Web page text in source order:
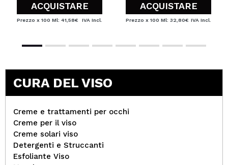
ACQUISTARE
Prezzo x 100 Ml: 41,58€ IVA Incl.
ACQUISTARE
Prezzo x 100 Ml: 32,80€ IVA Incl.
CURA DEL VISO
Creme e trattamenti per occhi
Creme per il viso
Creme solari viso
Detergenti e Struccanti
Esfoliante Viso